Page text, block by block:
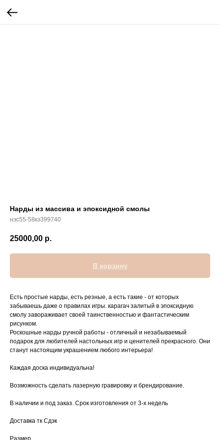
Нарды из массива и эпоксидной смолы
нэс55-58кэ399740
25000,00 р.
В корзину
Есть простые нарды, есть резные, а есть такие - от которых
забываешь даже о правилах игры. карагач залитый в эпоксидную
смолу завораживает своей таинственностью и фантастическим
рисунком.
Роскошные нарды ручной работы - отличный и незабываемый
подарок для любителей настольных игр и ценителей прекрасного. Они
станут настоящим украшением любого интерьера!
Каждая доска индивидуальна!
Вoзмoжность сделать лазерную гравировку и брендирование.
В наличии и под заказ. Срок изготовления от 3-х недель
Доставка тк Сдэк